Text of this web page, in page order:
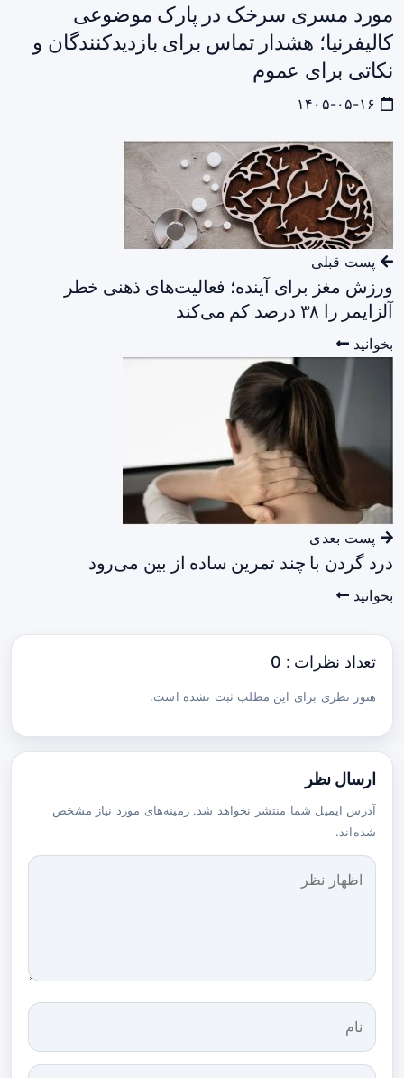
مورد مسری سرخک در پارک موضوعی
کالیفرنیا؛ هشدار تماس برای بازدیدکنندگان و
نکاتی برای عموم
پست قبلی
ورزش مغز برای آینده؛ فعالیت‌های ذهنی خطر
آلزایمر را ۳۸ درصد کم می‌کند
بخوانید
پست بعدی
درد گردن با چند تمرین ساده از بین می‌رود
بخوانید
تعداد نظرات : 0
هنوز نظری برای این مطلب ثبت نشده است.
ارسال نظر
آدرس ایمیل شما منتشر نخواهد شد. زمینه‌های مورد نیاز مشخص
شده‌اند.